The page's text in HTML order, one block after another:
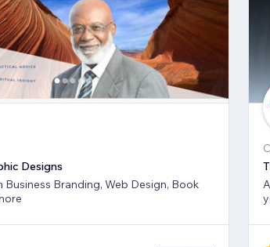
Designs
Business Branding, Web Design, Book